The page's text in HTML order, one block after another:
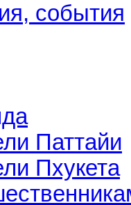
события
Паттайи
Пхукета